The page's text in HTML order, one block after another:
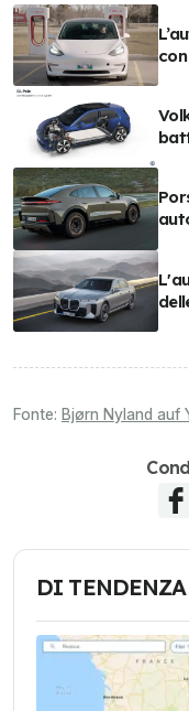
Fonte: Bjørn Nyland auf
DI TENDENZA